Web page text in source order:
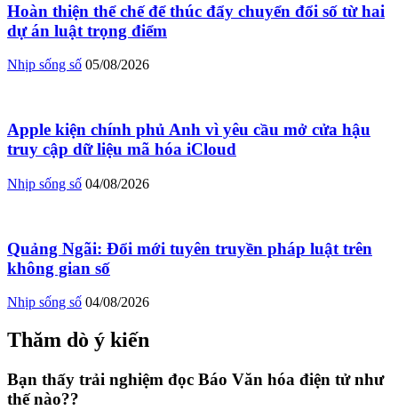
Hoàn thiện thể chế để thúc đẩy chuyển đổi số từ hai
dự án luật trọng điểm
Nhịp sống số 05/08/2026
Apple kiện chính phủ Anh vì yêu cầu mở cửa hậu
truy cập dữ liệu mã hóa iCloud
Nhịp sống số 04/08/2026
Quảng Ngãi: Đổi mới tuyên truyền pháp luật trên
không gian số
Nhịp sống số 04/08/2026
Thăm dò ý kiến
Bạn thấy trải nghiệm đọc Báo Văn hóa điện tử như
thế nào??